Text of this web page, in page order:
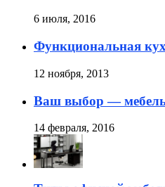
6 июля, 2016
Функциональная
12 ноября, 2013
Ваш выбор —
14 февраля, 2016